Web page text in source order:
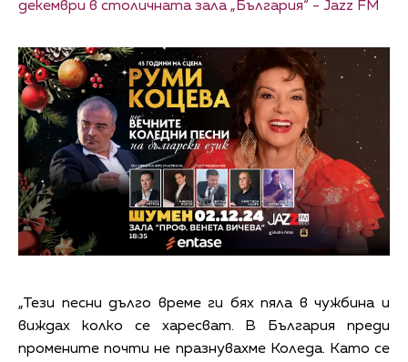
декември в столичната зала „България“ - Jazz FM
„Тези песни дълго време ги бях пяла в чужбина и
виждах колко се харесват. В България преди
промените почти не празнувахме Коледа. Като се